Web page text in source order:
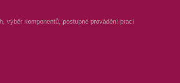
výběr komponentů, postupné provádění prací